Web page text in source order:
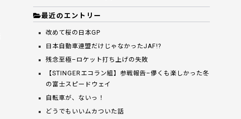
最近のエントリー
改めて桜の日本GP
日本自動車連盟だけじゃなかったJAF!?
残念至極–ロケット打ち上げの失敗
【STINGERエコラン組】参戦報告–儚くも楽しかった冬
の富士スピードウェイ
自転車が、ないっ！
どうでもいいムカついた話